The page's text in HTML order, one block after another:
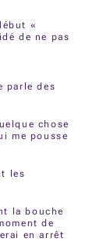
«
de ne pas
parle des
chose
me pousse
les
la bouche
de
en arrêt